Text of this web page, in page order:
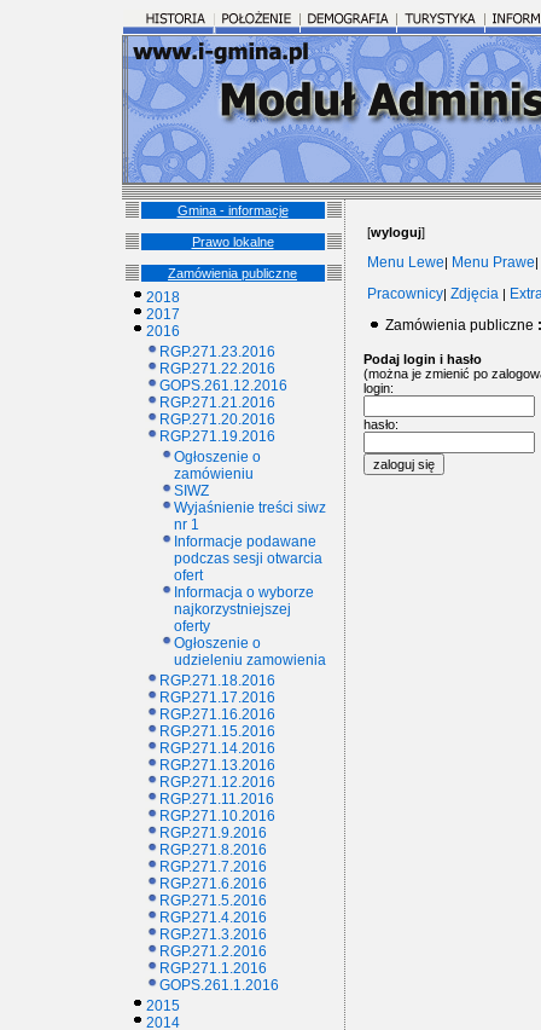
Gmina - informacje
Prawo lokalne
Zamówienia publiczne
2018
2017
2016
RGP.271.23.2016
RGP.271.22.2016
GOPS.261.12.2016
RGP.271.21.2016
RGP.271.20.2016
RGP.271.19.2016
Ogłoszenie o
zamówieniu
SIWZ
Wyjaśnienie treści siwz
nr 1
Informacje podawane
podczas sesji otwarcia
ofert
Informacja o wyborze
najkorzystniejszej
oferty
Ogłoszenie o
udzieleniu zamowienia
RGP.271.18.2016
RGP.271.17.2016
RGP.271.16.2016
RGP.271.15.2016
RGP.271.14.2016
RGP.271.13.2016
RGP.271.12.2016
RGP.271.11.2016
RGP.271.10.2016
RGP.271.9.2016
RGP.271.8.2016
RGP.271.7.2016
RGP.271.6.2016
RGP.271.5.2016
RGP.271.4.2016
RGP.271.3.2016
RGP.271.2.2016
RGP.271.1.2016
GOPS.261.1.2016
2015
2014
[wyloguj]
Menu Lewe| Menu Prawe|
Pracownicy| Zdjęcia |
Zamówienia publiczne
Podaj login i hasło
(można je zmienić po
login:
hasło: